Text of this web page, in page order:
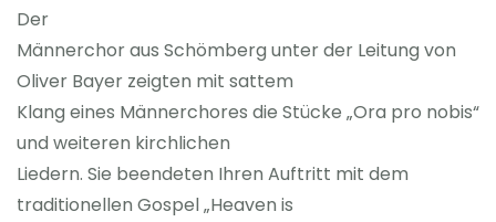
Der
Männerchor aus Schömberg unter der Leitung von
Oliver Bayer zeigten mit sattem
Klang eines Männerchores die Stücke „Ora pro nobis“
und weiteren kirchlichen
Liedern. Sie beendeten Ihren Auftritt mit dem
traditionellen Gospel „Heaven is